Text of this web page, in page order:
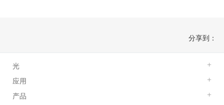
分享到：
光 +
应用 +
产品 +